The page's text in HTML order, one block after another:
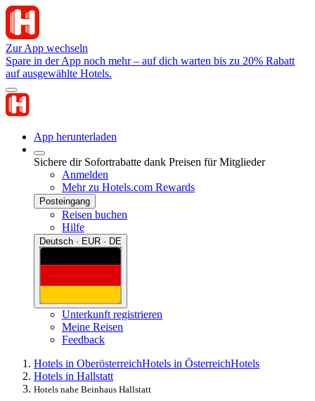
Zur App wechseln
Spare in der App noch mehr – auf dich warten bis zu 20% Rabatt
auf ausgewählte Hotels.
App herunterladen
Sichere dir Sofortrabatte dank Preisen für Mitglieder
Anmelden
Mehr zu Hotels.com Rewards
Posteingang
Reisen buchen
Hilfe
Deutsch · EUR · DE
Unterkunft registrieren
Meine Reisen
Feedback
Hotels in OberösterreichHotels in ÖsterreichHotels
Hotels in Hallstatt
Hotels nahe Beinhaus Hallstatt